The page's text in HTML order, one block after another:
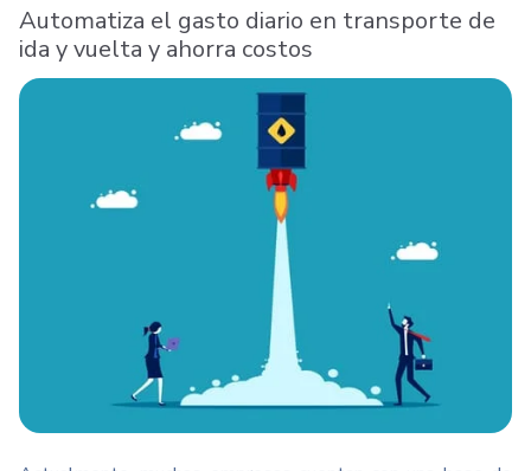
Automatiza el gasto diario en transporte de
ida y vuelta y ahorra costos